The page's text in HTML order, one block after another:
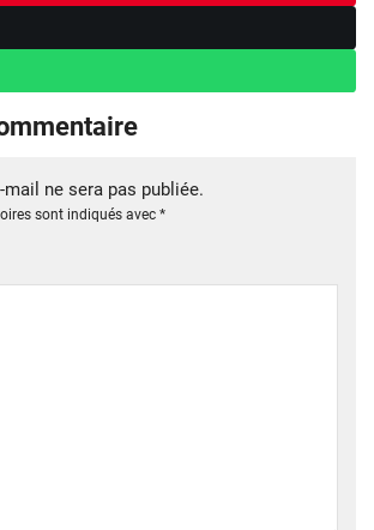
ne sera pas publiée.
sont indiqués avec *